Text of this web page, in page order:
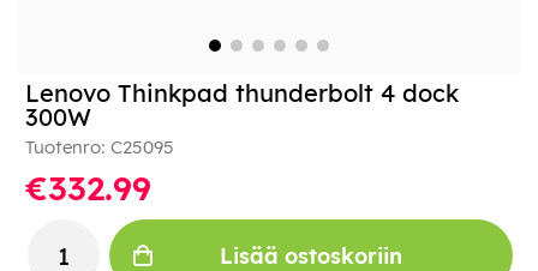
Lenovo Thinkpad thunderbolt 4 dock
300W
Tuotenro: C25095
€332.99
Lisää ostoskoriin